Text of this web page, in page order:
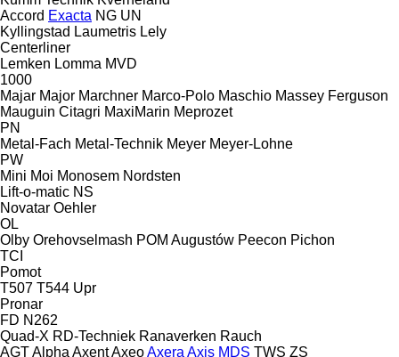
Accord Exacta NG UN
Kyllingstad Laumetris Lely
Centerliner
Lemken Lomma MVD
1000
Majar Major Marchner Marco-Polo Maschio Massey Ferguson
Mauguin Citagri MaxiMarin Meprozet
PN
Metal-Fach Metal-Technik Meyer Meyer-Lohne
PW
Mini Moi Monosem Nordsten
Lift-o-matic NS
Novatar Oehler
OL
Olby Orehovselmash POM Augustów Peecon Pichon
TCI
Pomot
T507 T544 Upr
Pronar
FD N262
Quad-X RD-Techniek Ranaverken Rauch
AGTAlpha AxentAxeoAxera Axis MDS TWS ZS